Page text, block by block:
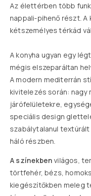
Az élettérben több
nappali-pihenő részt. A
kétszemélyes térkád
A konyha ugyan egy
mégis elszeparáltan
A modern mediterrán
kivitelezés során: nagy
járófelületekre,
speciális design
szabálytalanul
háló részben.
A színekben világos,
törtfehér, bézs,
kiegészítőkben meleg